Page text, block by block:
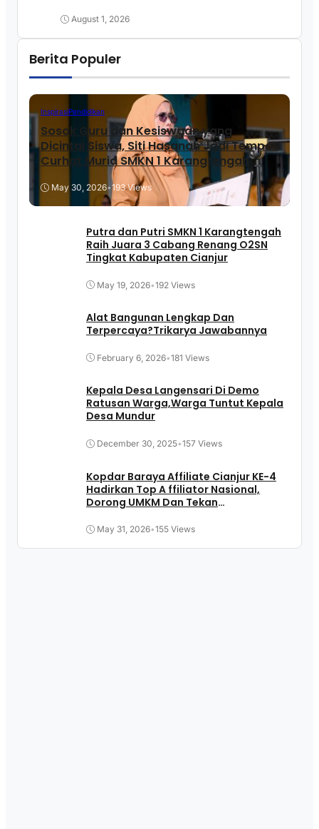
August 1, 2026
Berita Populer
InspirasiPendidikan
Sosok Guru dan Kesiswaan yang
Dicintai Siswa, Siti Hasanah Jadi Tempat
Curhat Murid SMKN 1 Karangtengah
May 30, 2026•193 Views
Putra dan Putri SMKN 1 Karangtengah
Raih Juara 3 Cabang Renang O2SN
Tingkat Kabupaten Cianjur
May 19, 2026•192 Views
Alat Bangunan Lengkap Dan
Terpercaya?Trikarya Jawabannya
February 6, 2026•181 Views
Kepala Desa Langensari Di Demo
Ratusan Warga,Warga Tuntut Kepala
Desa Mundur
December 30, 2025•157 Views
Kopdar Baraya Affiliate Cianjur KE-4
Hadirkan Top A ffiliator Nasional,
Dorong UMKM Dan Tekan
May 31, 2026•155 Views